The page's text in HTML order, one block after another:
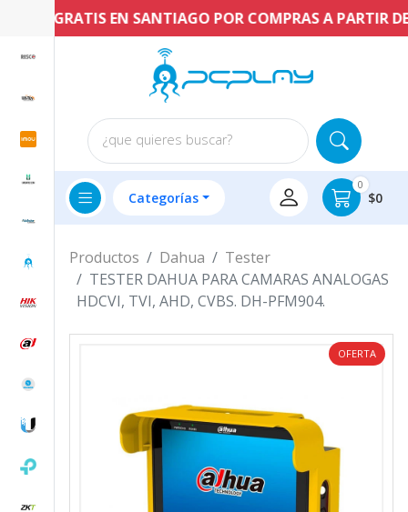
GRATIS EN SANTIAGO POR COMPRAS A PARTIR DE
¿que quieres buscar?
Categorías
0
$0
Productos Dahua
Tester
TESTER DAHUA PARA CAMARAS ANALOGAS
HDCVI, TVI, AHD, CVBS. DH-PFM904.
OFERTA